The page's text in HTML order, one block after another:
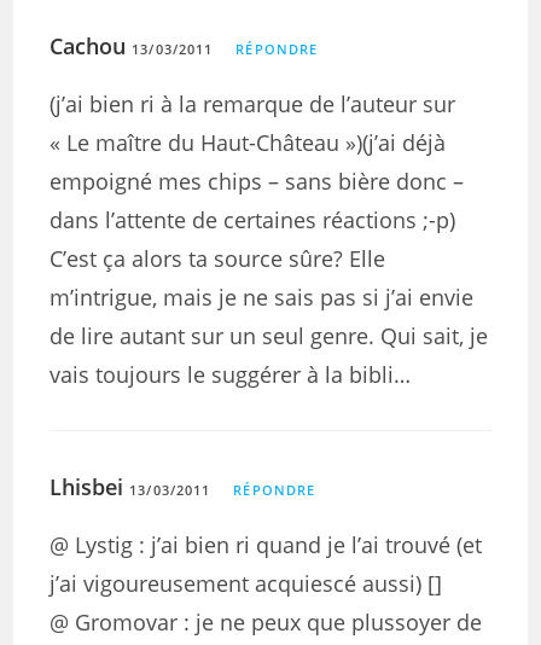
Cachou 13/03/2011 RÉPONDRE
(j’ai bien ri à la remarque de l’auteur sur
« Le maître du Haut-Château »)(j’ai déjà
empoigné mes chips – sans bière donc –
dans l’attente de certaines réactions ;-p)
C’est ça alors ta source sûre? Elle
m’intrigue, mais je ne sais pas si j’ai envie
de lire autant sur un seul genre. Qui sait, je
vais toujours le suggérer à la bibli…
Lhisbei 13/03/2011 RÉPONDRE
@ Lystig : j’ai bien ri quand je l’ai trouvé (et
j’ai vigoureusement acquiescé aussi) []
@ Gromovar : je ne peux que plussoyer de